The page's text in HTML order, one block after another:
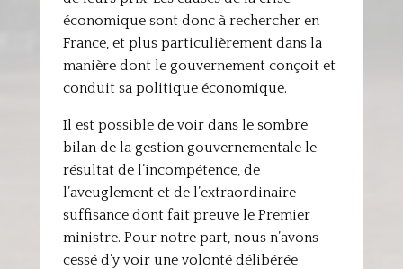
économique sont donc à rechercher en
France, et plus particulièrement dans la
manière dont le gouvernement conçoit et
conduit sa politique économique.
Il est possible de voir dans le sombre
bilan de la gestion gouvernementale le
résultat de l’incompétence, de
l’aveuglement et de l’extraordinaire
suffisance dont fait preuve le Premier
ministre. Pour notre part, nous n’avons
cessé d’y voir une volonté délibérée